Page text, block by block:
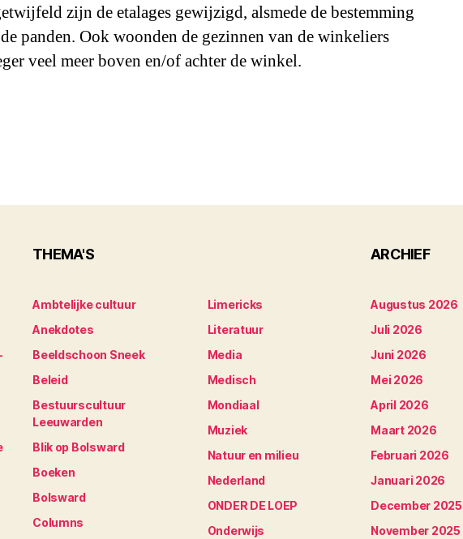
zijn de etalages gewijzigd, alsmede de bestemming
panden. Ook woonden de gezinnen van de winkeliers
veel meer boven en/of achter de winkel.
THEMA'S
Ambtelijke cultuur
Anekdotes
Beeldschoon Sneek
Beleid
Bestuurscultuur
Leeuwarden
Blik op Bolsward
Boeken
Bolsward
Columns
Limericks
Literatuur
Media
Medisch
Mondiaal
Muziek
Natuur en milieu
Nederland
ONDER DE LOEP
Onderwijs
ARCHIEF
Augustus 2026
Juli 2026
Juni 2026
Mei 2026
April 2026
Maart 2026
Februari 2026
Januari 2026
December 2025
November 2025